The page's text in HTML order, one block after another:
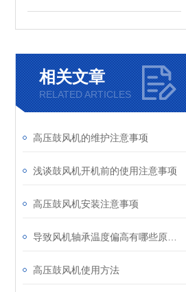
相关文章
RELATED ARTICLES
高压鼓风机的维护注意事项
浅谈鼓风机开机前的使用注意事项
高压鼓风机安装注意事项
高压鼓风机使用方法